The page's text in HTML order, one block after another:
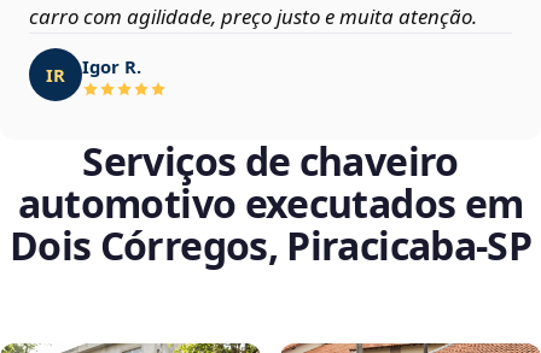
carro com agilidade, preço justo e muita atenção.
IR Igor R.
Serviços de chaveiro
automotivo executados em
Dois Córregos, Piracicaba‑SP